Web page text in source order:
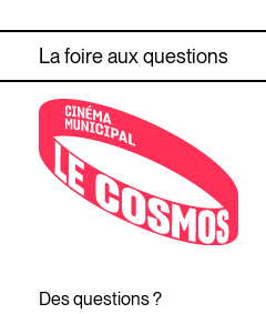
La foire aux questions
Des questions ?